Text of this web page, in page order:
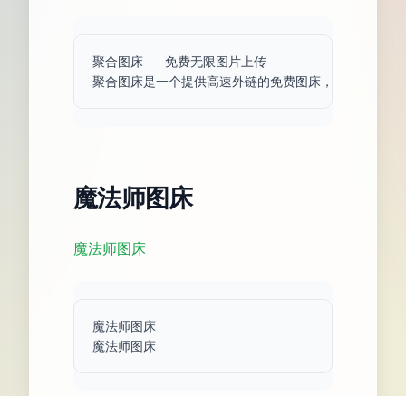
聚合图床 - 免费无限图片上传
魔法师图床
魔法师图床
魔法师图床